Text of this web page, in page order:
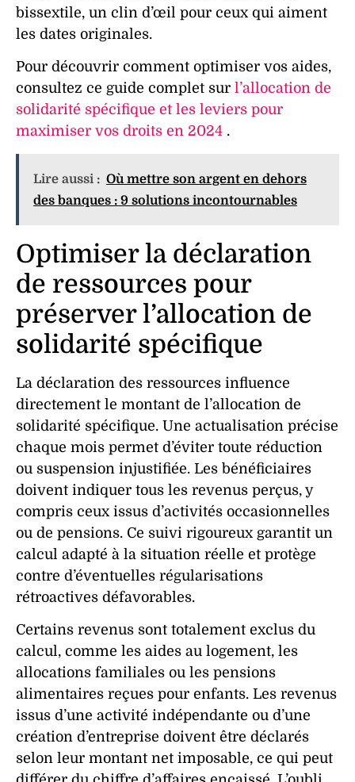
bissextile, un clin d’œil pour ceux qui aiment
les dates originales.
Pour découvrir comment optimiser vos aides,
consultez ce guide complet sur l’allocation de
solidarité spécifique et les leviers pour
maximiser vos droits en 2024 .
Lire aussi : Où mettre son argent en dehors
des banques : 9 solutions incontournables
Optimiser la déclaration
de ressources pour
préserver l’allocation de
solidarité spécifique
La déclaration des ressources influence
directement le montant de l’allocation de
solidarité spécifique. Une actualisation précise
chaque mois permet d’éviter toute réduction
ou suspension injustifiée. Les bénéficiaires
doivent indiquer tous les revenus perçus, y
compris ceux issus d’activités occasionnelles
ou de pensions. Ce suivi rigoureux garantit un
calcul adapté à la situation réelle et protège
contre d’éventuelles régularisations
rétroactives défavorables.
Certains revenus sont totalement exclus du
calcul, comme les aides au logement, les
allocations familiales ou les pensions
alimentaires reçues pour enfants. Les revenus
issus d’une activité indépendante ou d’une
création d’entreprise doivent être déclarés
selon leur montant net imposable, ce qui peut